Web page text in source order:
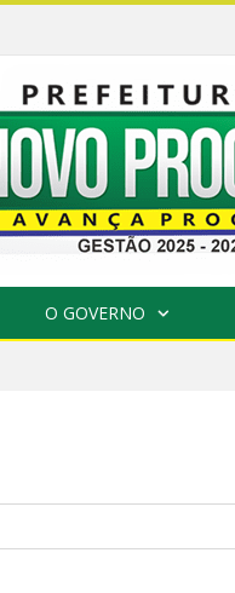
O GOVERNO